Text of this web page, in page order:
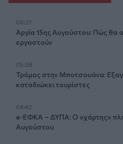
06:21
Αργία 15ης Αυγούστου: Πώς θα
εργαστούν
05:38
Τρόμος στην Μποτσουάνα:
καταδιώκει τουρίστες
04:42
e-ΕΦΚΑ – ΔΥΠΑ: Ο «χάρτης»
Αυγούστου